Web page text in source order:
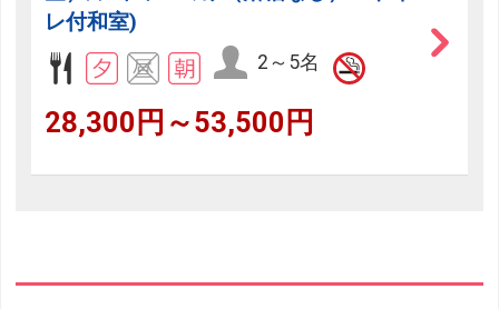
レ付和室)
2～5名
28,300円～53,500円